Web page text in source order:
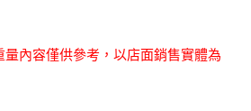
量內容僅供參考，以店面銷售實體為